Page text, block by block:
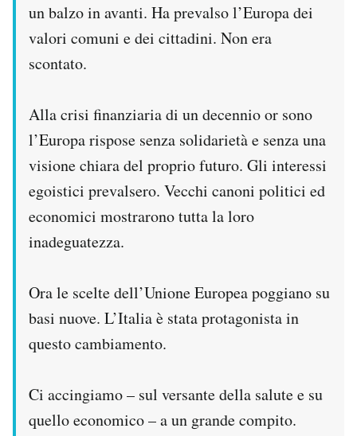
un balzo in avanti. Ha prevalso l’Europa dei
valori comuni e dei cittadini. Non era
scontato.
Alla crisi finanziaria di un decennio or sono
l’Europa rispose senza solidarietà e senza una
visione chiara del proprio futuro. Gli interessi
egoistici prevalsero. Vecchi canoni politici ed
economici mostrarono tutta la loro
inadeguatezza.
Ora le scelte dell’Unione Europea poggiano su
basi nuove. L’Italia è stata protagonista in
questo cambiamento.
Ci accingiamo – sul versante della salute e su
quello economico – a un grande compito.